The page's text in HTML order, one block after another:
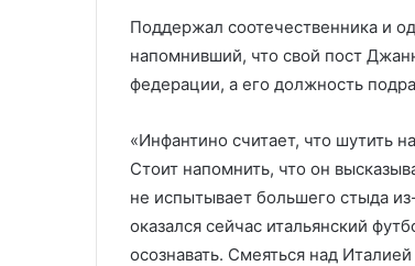
Поддержал соотечественника и
напомнивший, что свой пост
федерации, а его должность
«Инфантино считает, что шутить
Стоит напомнить, что он
не испытывает большего стыда
оказался сейчас итальянский
осознавать. Смеяться над